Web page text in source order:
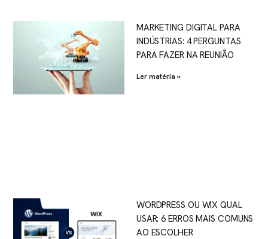
MARKETING DIGITAL PARA
INDÚSTRIAS: 4 PERGUNTAS
PARA FAZER NA REUNIÃO
Ler matéria »
WORDPRESS OU WIX QUAL
USAR: 6 ERROS MAIS COMUNS
AO ESCOLHER